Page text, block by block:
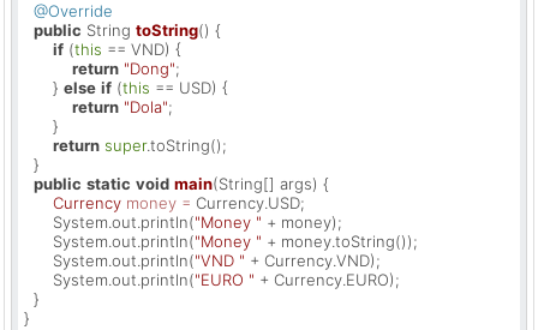
@Override
public String toString() {
if (this == VND) {
return "Dong";
      }
else if (this == USD) {
return "Dola";
      }
return super.toString();
  }
public static void main(String[] args) {
Currency money = Currency.USD;
      System.out.println(
"Money " + money);
      System.out.println(
"Money " + money.toString());
      System.out.println(
"VND " + Currency.VND);
      System.out.println(
"EURO " + Currency.EURO);
  }
}